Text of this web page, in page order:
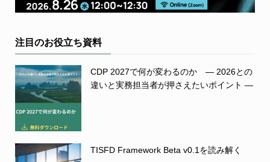
注目のお役立ち資料
CDP 2027で何が変わるのか ― 2026との
違いと実務担当者が押さえたいポイント ―
TISFD Framework Beta v0.1を読み解く